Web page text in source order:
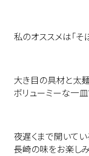
私のオススメは｢そ
大き目の具材と太
ボリューミーな一皿
夜遅くまで開いて
長崎の味をお楽し